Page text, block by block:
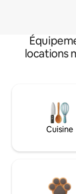
locations
Cuisine